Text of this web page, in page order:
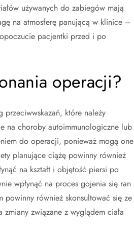
używanych do zabiegów mają
na atmosferę panującą w klinice –
pacjentki przed i po
operacji?
które należy
na choroby autoimmunologiczne lub
do operacji, ponieważ mogą one
planujące ciążę powinny również
na kształt i objętość piersi po
wpłynąć na proces gojenia się ran
również skonsultować się ze
związane z wyglądem ciała